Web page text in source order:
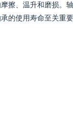
擦、温升和磨损。
的使用寿命至关重要